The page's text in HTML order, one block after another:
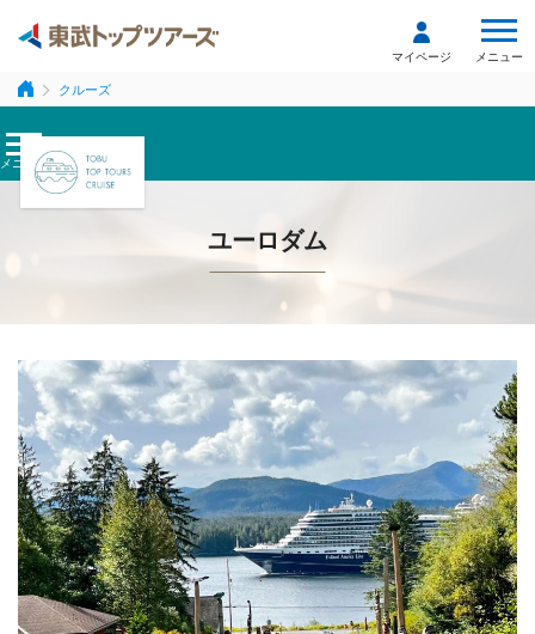
マイページ メニュー
クルーズ
メニュー
ユーロダム